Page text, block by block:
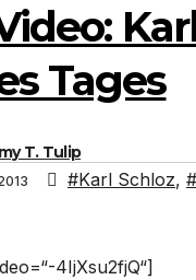
Tages
T. Tulip
#Karl Schloz,
4IjXsu2fjQ“]